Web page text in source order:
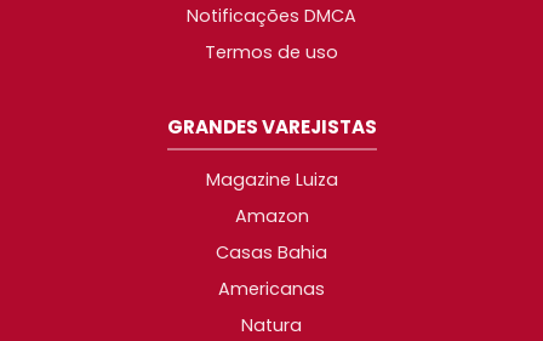
Notificações DMCA
Termos de uso
GRANDES VAREJISTAS
Magazine Luiza
Amazon
Casas Bahia
Americanas
Natura